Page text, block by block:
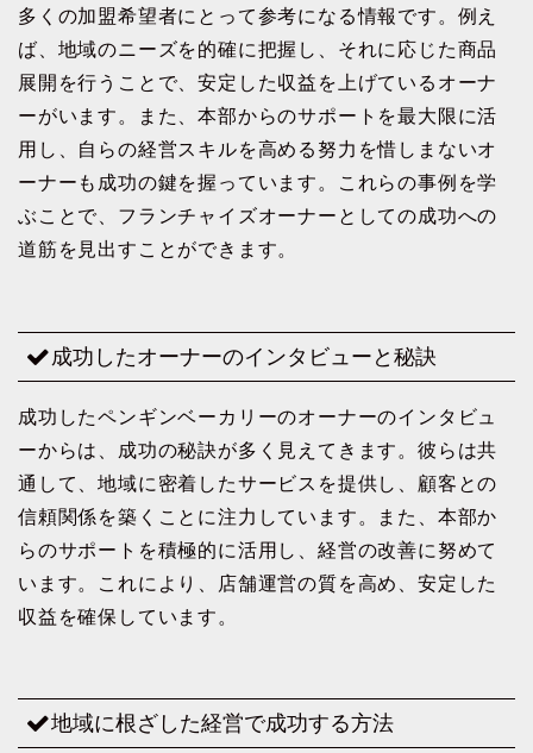
多くの加盟希望者にとって参考になる情報です。例え
ば、地域のニーズを的確に把握し、それに応じた商品
展開を行うことで、安定した収益を上げているオーナ
ーがいます。また、本部からのサポートを最大限に活
用し、自らの経営スキルを高める努力を惜しまないオ
ーナーも成功の鍵を握っています。これらの事例を学
ぶことで、フランチャイズオーナーとしての成功への
道筋を見出すことができます。
成功したオーナーのインタビューと秘訣
成功したペンギンベーカリーのオーナーのインタビュ
ーからは、成功の秘訣が多く見えてきます。彼らは共
通して、地域に密着したサービスを提供し、顧客との
信頼関係を築くことに注力しています。また、本部か
らのサポートを積極的に活用し、経営の改善に努めて
います。これにより、店舗運営の質を高め、安定した
収益を確保しています。
地域に根ざした経営で成功する方法